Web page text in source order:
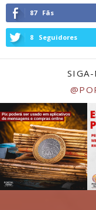
87 Fãs
8 Seguidores